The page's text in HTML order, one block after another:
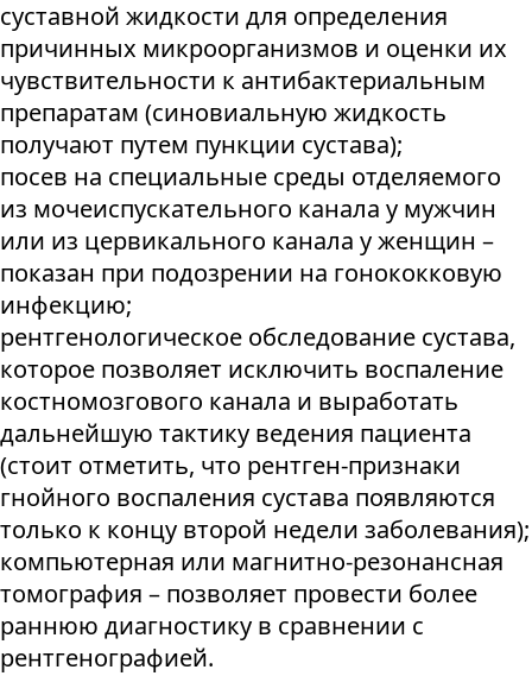
суставной жидкости для определения
причинных микроорганизмов и оценки их
чувствительности к антибактериальным
препаратам (синовиальную жидкость
получают путем пункции сустава);
посев на специальные среды отделяемого
из мочеиспускательного канала у мужчин
или из цервикального канала у женщин –
показан при подозрении на гонококковую
инфекцию;
рентгенологическое обследование сустава,
которое позволяет исключить воспаление
костномозгового канала и выработать
дальнейшую тактику ведения пациента
(стоит отметить, что рентген-признаки
гнойного воспаления сустава появляются
только к концу второй недели заболевания);
компьютерная или магнитно-резонансная
томография – позволяет провести более
раннюю диагностику в сравнении с
рентгенографией.